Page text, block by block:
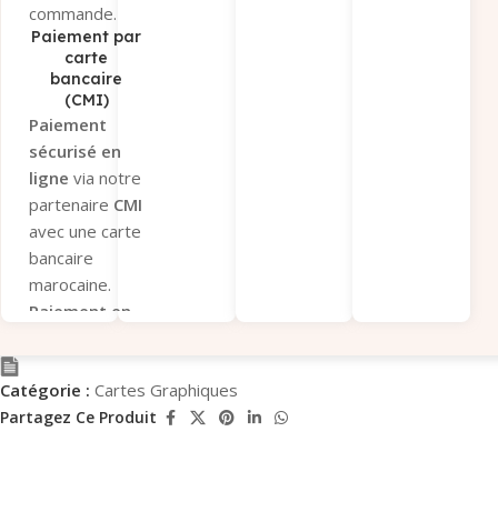
Uniquement
Virement
Interbancaire
Immédiat.
Envoyez-nous
lapreuve de
paiement
pour
validation.
Paiement sous
12 heures
commande
sera annulée.
commande.
Paiement par
carte
bancaire
(CMI)
Paiement
sécurisé en
ligne via notre
partenaire CMI
avec une carte
bancaire
marocaine.
Paiement en
récupérer
votre
Catégorie : Cartes Graphiques
Partagez Ce Produit